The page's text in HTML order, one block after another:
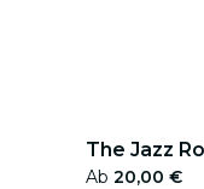
The Jazz
Ab 20,00 €